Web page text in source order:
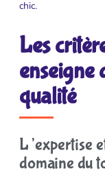
chic.
Les
enseigne
qualité
L’expertise
domaine du